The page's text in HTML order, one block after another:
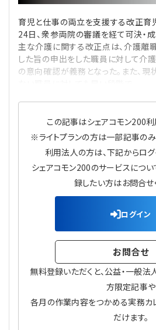
登記関連
定款関連
法改正-法人運営
税務
インボイス
電子帳簿保存法
法改正-労務
個人情報
法改正-法務
資産運用
IT
連載
論壇
カレンダー
【連載】オピニオンリーダーの
【連載】会計相談室
【連載】公益法人運営実務の処方箋
【連載】公益法人会計検定試験一
【連載】公益法人のための「新公
【連載】公益法人制度のリアル
【連載】これからの時代の資産運
【連載】採用・定着・育成のため
【連載】シェアコモン200インタビ
【連載】シェアコモン200 誌上相
【連載】実務と税務のポイント
【連載】事務局だよりPLUS
【連載】テーマで紐解く逆引きガ
【連載】悩みと向き合う経営学
【連載】非営利法人AtoZei
無料記事
公益・一般法人オンラインとは
専門誌一覧
お問合せ
プライバシーポリシー
育児と仕事の両立を支援する改正育
24日、衆参両院の審議を経て可決・成
主な介護に関する改正点は、介護離
した旨の申出をした職員に対して介
の意向確認が義務となった。また、
この記事はシェアコモン200利
※ライトプランの方は一部記事のみ
利用法人の方は、下記からログ
シェアコモン200のサービスについ
録したい方はお問合せ
ログイン
お問合せ
無料登録いただくと、公益・一般
方限定記事や
各月の作業内容をつかめる実務カ
だけます。